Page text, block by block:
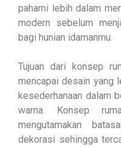
pahami lebih dalam
modern sebelum
bagi hunian idamanmu.
Tujuan dari konsep
mencapai desain yang
kesederhanaan dalam
warna. Konsep
mengutamakan
dekorasi sehingga